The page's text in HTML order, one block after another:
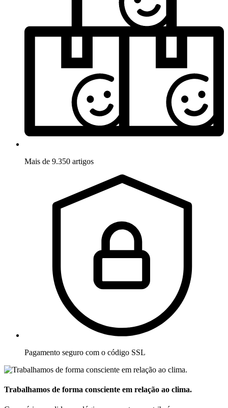
Mais de 9.350 artigos
Pagamento seguro com o código SSL
Trabalhamos de forma consciente em relação ao clima.